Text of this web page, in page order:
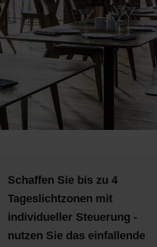
Schaffen Sie bis zu 4
Tageslichtzonen mit
individueller Steuerung -
nutzen Sie das einfallende